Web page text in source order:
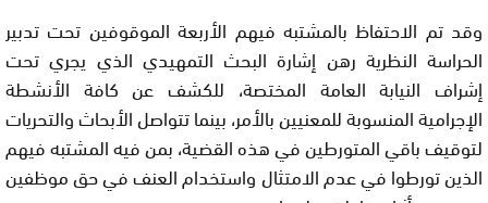
وقد تم الاحتفاظ بالمشتبه فيهم الأربعة الموقوفين تحت تدبير
الحراسة النظرية رهن إشارة البحث التمهيدي الذي يجري تحت
إشراف النيابة العامة المختصة، للكشف عن كافة الأنشطة
الإجرامية المنسوبة للمعنيين بالأمر، بينما تتواصل الأبحاث والتحريات
لتوقيف باقي المتورطين في هذه القضية، بمن فيه المشتبه فيهم
الذين تورطوا في عدم الامتثال واستخدام العنف في حق موظفين